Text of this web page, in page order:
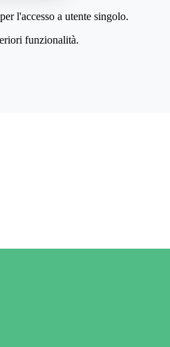
l'accesso a utente singolo.
funzionalità.